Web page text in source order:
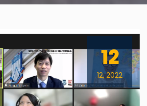
12
12, 2022